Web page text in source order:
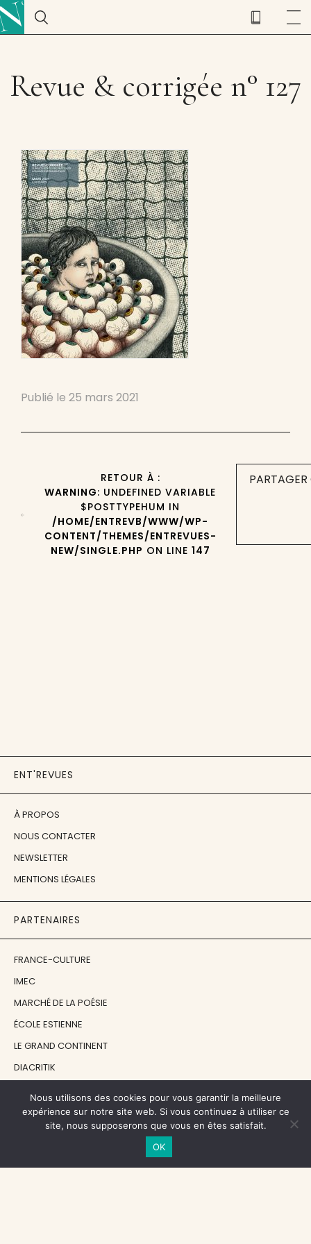
Revue & corrigée n° 127
Publié le 25 mars 2021
RETOUR À :
WARNING: UNDEFINED VARIABLE
$POSTTYPEHUM IN
/HOME/ENTREVB/WWW/WP-
CONTENT/THEMES/ENTREVUES-
NEW/SINGLE.PHP ON LINE 147
ENT'REVUES
À PROPOS
NOUS CONTACTER
NEWSLETTER
MENTIONS LÉGALES
PARTENAIRES
FRANCE-CULTURE
IMEC
MARCHÉ DE LA POÉSIE
ÉCOLE ESTIENNE
LE GRAND CONTINENT
DIACRITIK
NOS SOUTIENS
CENTRE NATIONAL DU LIVRE
Nous utilisons des cookies pour vous garantir la meilleure
expérience sur notre site web. Si vous continuez à utiliser ce
site, nous supposerons que vous en êtes satisfait.
OK